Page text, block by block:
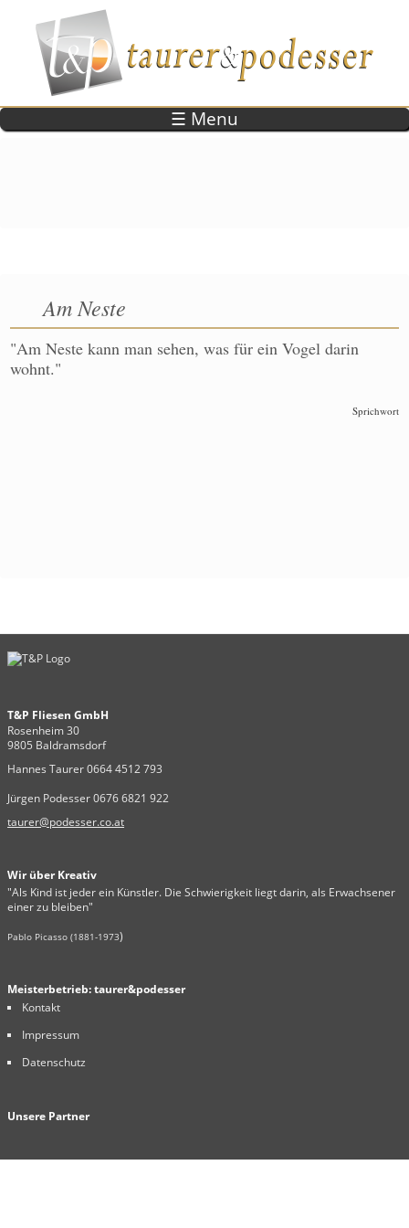
Direkt zum Inhalt
☰ Menu
Am Neste
"Am Neste kann man sehen, was für ein Vogel darin
wohnt."
Sprichwort
T&P Fliesen GmbH
Rosenheim 30
9805 Baldramsdorf
Hannes Taurer 0664 4512 793
Jürgen Podesser 0676 6821 922
taurer@podesser.co.at
Wir über Kreativ
"Als Kind ist jeder ein Künstler. Die Schwierigkeit liegt darin, als Erwachsener
einer zu bleiben"
Pablo Picasso (1881-1973)
Meisterbetrieb: taurer&podesser
Kontakt
Impressum
Datenschutz
Unsere Partner